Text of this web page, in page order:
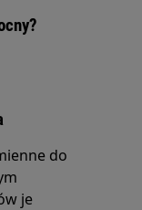
do
je